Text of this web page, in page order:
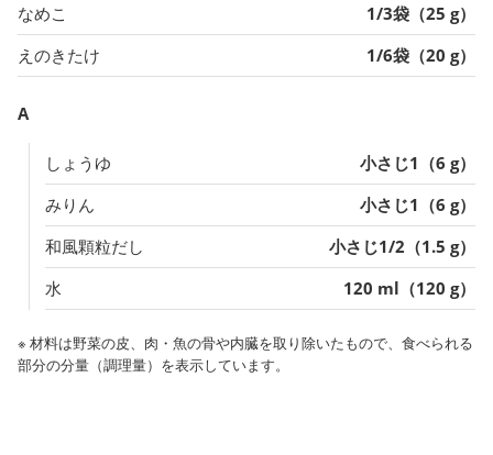
なめこ
1/3袋（25 g）
えのきたけ
1/6袋（20 g）
A
しょうゆ
小さじ1（6 g）
みりん
小さじ1（6 g）
和風顆粒だし
小さじ1/2（1.5 g）
水
120 ml（120 g）
※ 材料は野菜の皮、肉・魚の骨や内臓を取り除いたもので、食べられる
部分の分量（調理量）を表示しています。